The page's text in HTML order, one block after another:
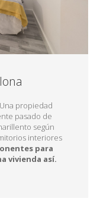
propiedad
pasado de
según
interiores
para
vivienda así.